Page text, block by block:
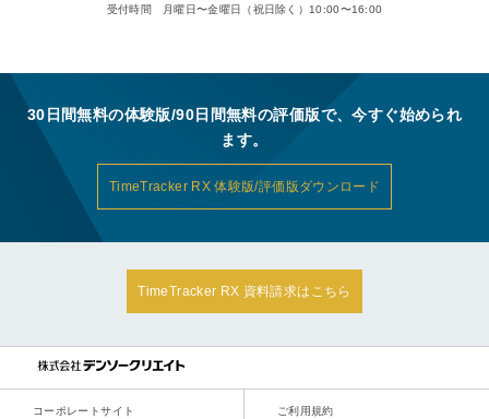
受付時間 月曜日〜金曜日（祝日除く）10:00〜16:00
30日間無料の体験版/90日間無料の評価版で、今すぐ始められ
ます。
TimeTracker RX 体験版/評価版ダウンロード
TimeTracker RX 資料請求はこちら
コーポレートサイト ご利用規約